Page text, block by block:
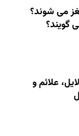
می شوند؟
گویند؟
علائم و